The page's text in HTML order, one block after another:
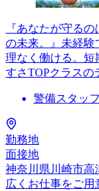
『あなたが守る
の未来。』未経験
理なく働ける。短
すさTOPクラスの
警備スタッフ
勤務地
面接地
神奈川県川崎市
広くお仕事をご